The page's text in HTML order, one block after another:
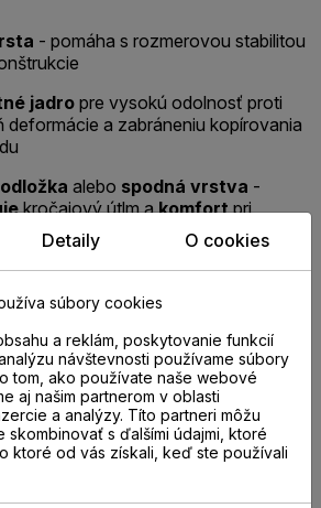
- pomáha s rozmerovou stabilitou
jadro pre vysokú odolnosť proti
deformácie a zabráneniu kopírovania
alebo spodná vrstva -
kročajový útlm akomfortpri
podlahách je súčasťou konštrukcie
jednoduchú montáž, niie každá
máintegrovanú podložku
Detaily O cookies
súbory cookies
a reklám, poskytovanie funkcií
návštevnosti používame súbory
tom, ako používate naše webové
aj našim partnerom v oblasti
a analýzy. Títo partneri môžu
skombinovať s ďalšími údajmi, ktoré
ktoré od vás získali, keď ste používali